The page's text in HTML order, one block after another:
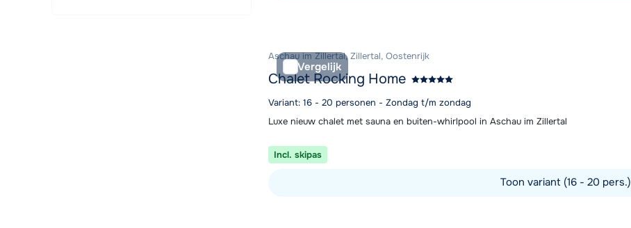
Vergelijk
Aschau im Zillertal, Zillertal, Oostenrijk
Chalet Rocking Home
Variant: 16 - 20 personen - Zondag t/m zondag
Luxe nieuw chalet met sauna en buiten-whirlpool in Aschau im Zillertal
Incl. skipas
Toon variant (16 - 20 pers.)